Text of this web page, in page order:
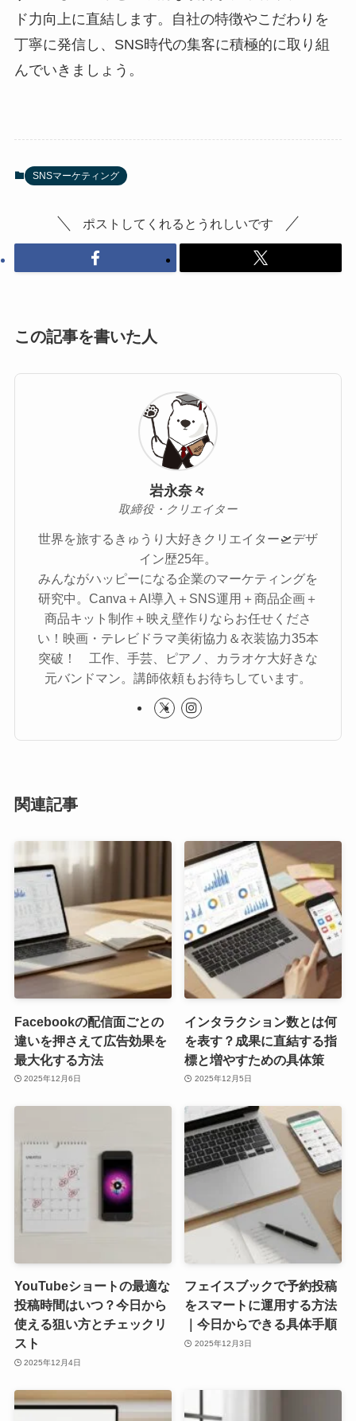
ド力向上に直結します。自社の特徴やこだわりを
丁寧に発信し、SNS時代の集客に積極的に取り組
んでいきましょう。
SNSマーケティング
ポストしてくれるとうれしいです
この記事を書いた人
岩永奈々
取締役・クリエイター
世界を旅するきゅうり大好きクリエイター🛫デザ
イン歴25年。
みんながハッピーになる企業のマーケティングを
研究中。Canva＋AI導入＋SNS運用＋商品企画＋
商品キット制作＋映え壁作りならお任せくださ
い！映画・テレビドラマ美術協力＆衣装協力35本
突破！ 工作、手芸、ピアノ、カラオケ大好きな
元バンドマン。講師依頼もお待ちしています。
関連記事
Facebookの配信面ごとの
違いを押さえて広告効果を
最大化する方法
2025年12月6日
インタラクション数とは何
を表す？成果に直結する指
標と増やすための具体策
2025年12月5日
YouTubeショートの最適な
投稿時間はいつ？今日から
使える狙い方とチェックリ
スト
2025年12月4日
フェイスブックで予約投稿
をスマートに運用する方法
｜今日からできる具体手順
2025年12月3日